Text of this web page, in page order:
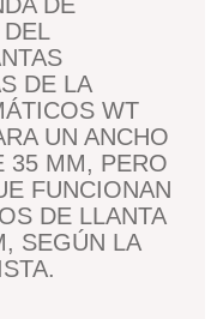
DE LA
WT
UN ANCHO
35 MM, PERO
FUNCIONAN
DE LLANTA
SEGÚN LA